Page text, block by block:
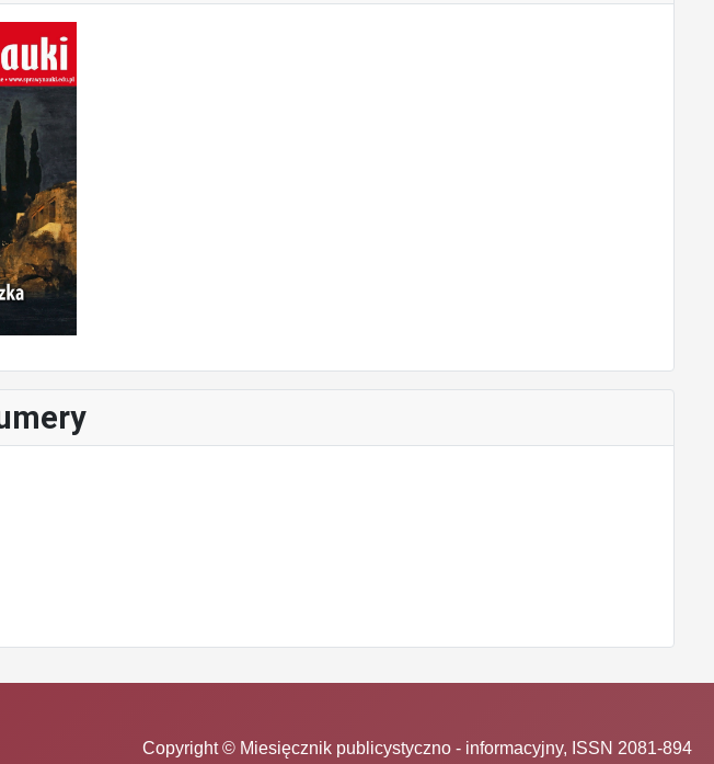
Copyright © Miesięcznik publicystyczno - informacyjny, ISSN 2081-894